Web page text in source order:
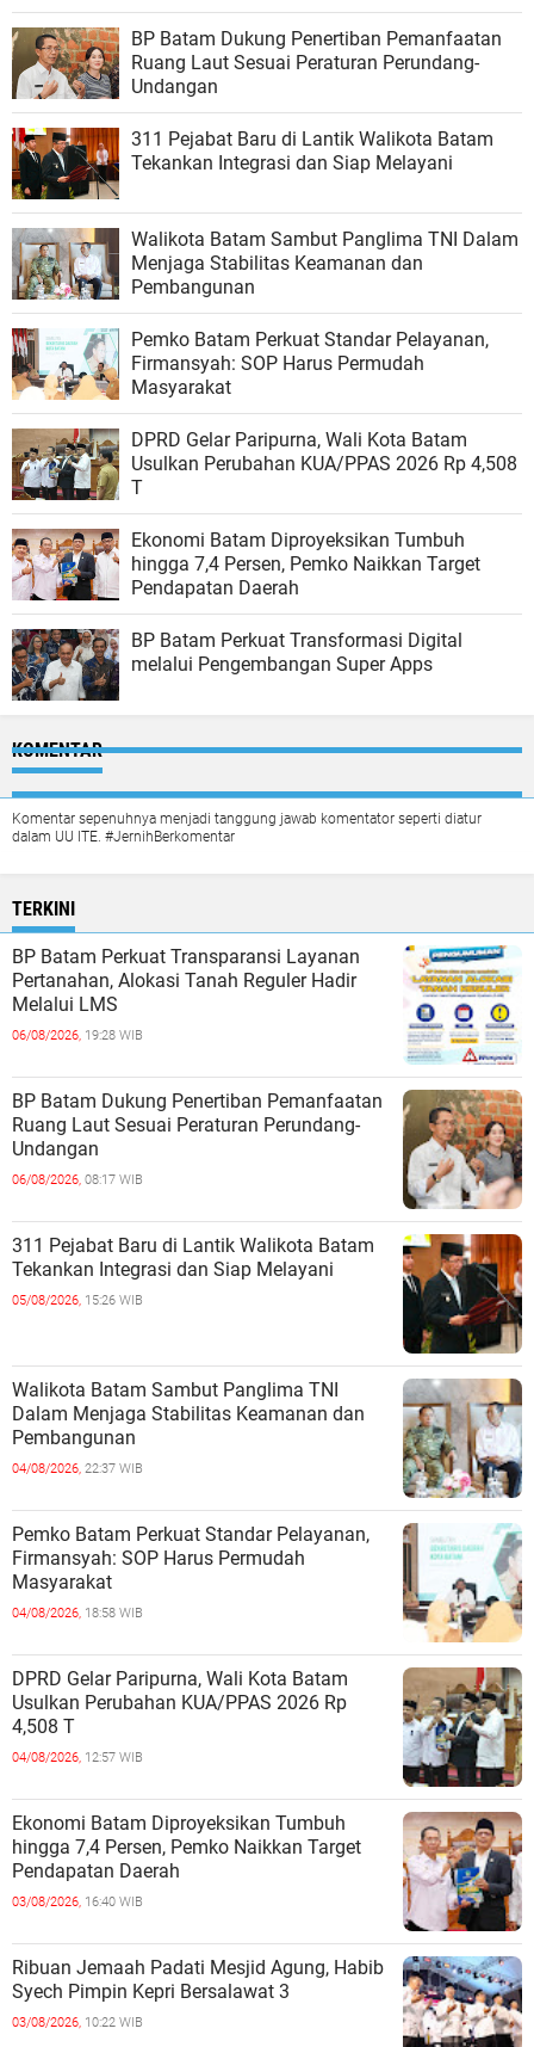
BP Batam Dukung Penertiban Pemanfaatan
Ruang Laut Sesuai Peraturan Perundang-
Undangan
311 Pejabat Baru di Lantik Walikota Batam
Tekankan Integrasi dan Siap Melayani
Walikota Batam Sambut Panglima TNI Dalam
Menjaga Stabilitas Keamanan dan
Pembangunan
Pemko Batam Perkuat Standar Pelayanan,
Firmansyah: SOP Harus Permudah
Masyarakat
DPRD Gelar Paripurna, Wali Kota Batam
Usulkan Perubahan KUA/PPAS 2026 Rp 4,508
T
Ekonomi Batam Diproyeksikan Tumbuh
hingga 7,4 Persen, Pemko Naikkan Target
Pendapatan Daerah
BP Batam Perkuat Transformasi Digital
melalui Pengembangan Super Apps
KOMENTAR
Komentar sepenuhnya menjadi tanggung jawab komentator seperti diatur
dalam UU ITE. #JernihBerkomentar
TERKINI
BP Batam Perkuat Transparansi Layanan
Pertanahan, Alokasi Tanah Reguler Hadir
Melalui LMS
06/08/2026, 19:28 WIB
BP Batam Dukung Penertiban Pemanfaatan
Ruang Laut Sesuai Peraturan Perundang-
Undangan
06/08/2026, 08:17 WIB
311 Pejabat Baru di Lantik Walikota Batam
Tekankan Integrasi dan Siap Melayani
05/08/2026, 15:26 WIB
Walikota Batam Sambut Panglima TNI
Dalam Menjaga Stabilitas Keamanan dan
Pembangunan
04/08/2026, 22:37 WIB
Pemko Batam Perkuat Standar Pelayanan,
Firmansyah: SOP Harus Permudah
Masyarakat
04/08/2026, 18:58 WIB
DPRD Gelar Paripurna, Wali Kota Batam
Usulkan Perubahan KUA/PPAS 2026 Rp
4,508 T
04/08/2026, 12:57 WIB
Ekonomi Batam Diproyeksikan Tumbuh
hingga 7,4 Persen, Pemko Naikkan Target
Pendapatan Daerah
03/08/2026, 16:40 WIB
Ribuan Jemaah Padati Mesjid Agung, Habib
Syech Pimpin Kepri Bersalawat 3
03/08/2026, 10:22 WIB